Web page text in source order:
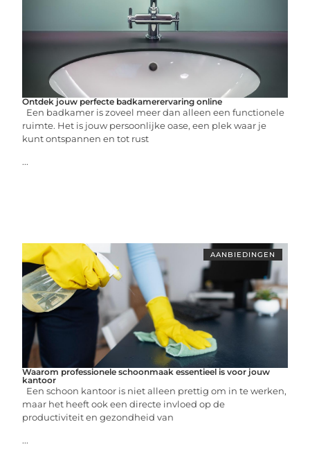
Ontdek jouw perfecte badkamerervaring online
Een badkamer is zoveel meer dan alleen een functionele
ruimte. Het is jouw persoonlijke oase, een plek waar je
kunt ontspannen en tot rust
...
AANBIEDINGEN
Waarom professionele schoonmaak essentieel is voor jouw
kantoor
Een schoon kantoor is niet alleen prettig om in te werken,
maar het heeft ook een directe invloed op de
productiviteit en gezondheid van
...